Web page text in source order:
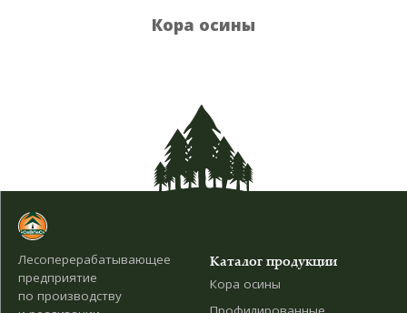
Кора осины
Лесоперерабатывающее
предприятие
по производству
Каталог продукции
Кора осины